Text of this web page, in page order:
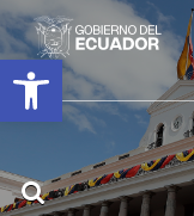
Open